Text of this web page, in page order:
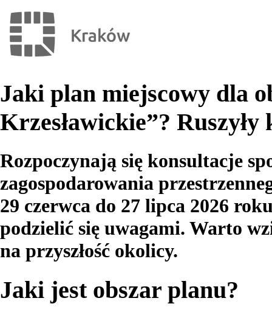
Jaki plan miejscowy dla
Krzesławickie”? Ruszyły
Rozpoczynają się konsultacje
zagospodarowania
29 czerwca do 27 lipca 2026
podzielić się uwagami. Warto
na przyszłość okolicy.
Jaki jest obszar planu?